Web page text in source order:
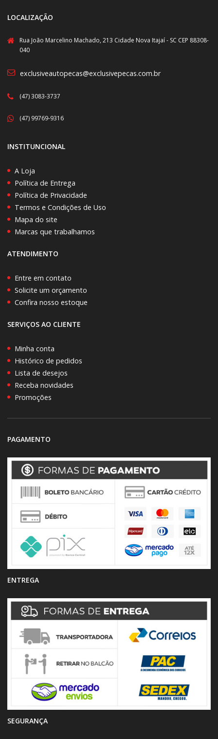
LOCALIZAÇÃO
Rua João Marcelino Machado, 213 Cidade Nova Itajaí - SC CEP 88308-
040
exclusiveautopecas@exclusivepecas.com.br
(47) 3083-3737
(47) 99769-9316
INSTITUNCIONAL
A Loja
Política de Entrega
Política de Privacidade
Termos e Condições de Uso
Mapa do site
Marcas que trabalhamos
ATENDIMENTO
Entre em contato
Solicite um orçamento
Confira nosso estoque
SERVIÇOS AO CLIENTE
Minha conta
Histórico de pedidos
Lista de desejos
Receba novidades
Promoções
PAGAMENTO
ENTREGA
SEGURANÇA